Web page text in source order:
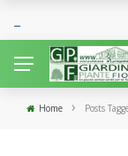
Home › Posts